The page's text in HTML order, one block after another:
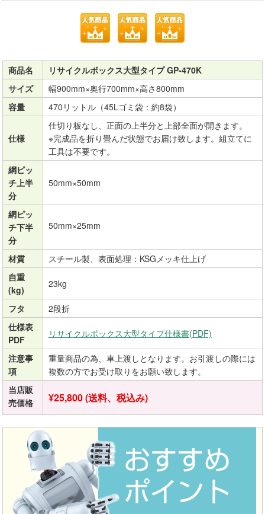
商品名
リサイクルボックス大型タイプ GP-470K
サイズ
幅900mm×奥行700mm×高さ800mm
容量
470リットル（45Lゴミ袋：約8袋）
仕様
仕切り板なし、正面の上半分と上部全面が開きます。
※完成品を折り畳んだ状態でお届け致します。組立てに
工具は不要です。
網ピッ
チ上半
分
50mm×50mm
網ピッ
チ下半
分
50mm×25mm
材質
スチール製、表面処理：KSGメッキ仕上げ
自重
(kg)
23kg
フタ
2段折
仕様表
PDF
リサイクルボックス大型タイプ仕様書(PDF)
注意事
項
重量商品の為、車上渡しとなります。お引渡しの際には
複数の方でお受け取りをお願い致します。
当店販
売価格
¥25,800 (送料、税込み)